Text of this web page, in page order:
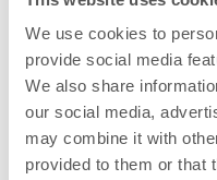
We use cookies to
provide social media
We also share
our social media,
may combine it with
provided to them or that
Skyddsavstånd
(dS), mm
Skyddsavstånd
mm